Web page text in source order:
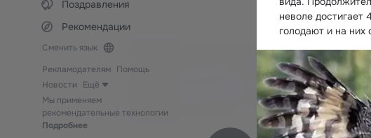
неволе достигает
голодают и на них
Поздравления
Рекомендации
Сменить язык
Рекламодателям Помощь
Новости
Ещё
Мы применяем
рекомендательные технологии
Подробнее